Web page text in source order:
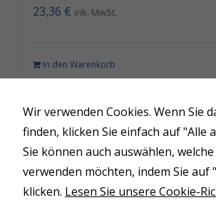
23,36 € ink. MwSt.
In den Warenkorb
© Copyright 2026 | Circle
Wir verwenden Cookies. Wenn Sie
finden, klicken Sie einfach auf "Alle
Sie können auch auswählen, welche
verwenden möchten, indem Sie auf
klicken. Lesen Sie unsere Cookie-